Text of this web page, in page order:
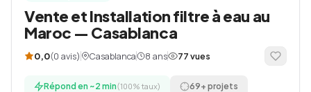
Vente et Installation filtre à eau au
Maroc — Casablanca
0,0(0 avis) Casablanca 8 ans 77 vues
Répond en ~2 min(100% taux) 69+ projets